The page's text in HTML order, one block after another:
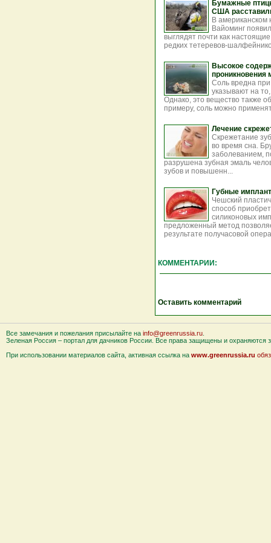
Бумажные
США
В американском
Вайоминг
выглядят почти как
редких тетеревов-
Высокое
проникновения
Соль вредна
указывают на
Однако, это вещество также
примеру, соль можно
Лечение
Скрежетание
во время сна.
заболеванием,
разрушена зубная эмаль
зубов и повышенн...
Губные
Чешский
способ
силиконовых
предложенный метод
результате получасовой
КОММЕНТАРИИ:
Оставить комментарий
Все замечания и пожелания присылайте на info@greenrussia.ru
Зеленая Россия – портал для дачников России. Все права защищены и охраняются
При использовании материалов сайта, активная ссылка на www.greenrussia.ru